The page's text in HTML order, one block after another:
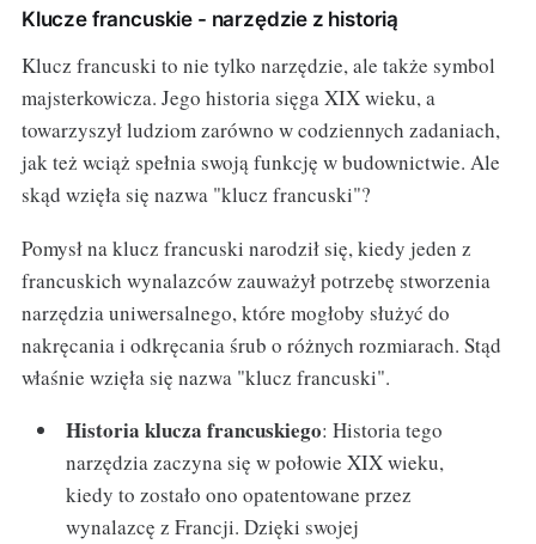
Klucze francuskie - narzędzie z historią
Klucz francuski to nie tylko narzędzie, ale także symbol
majsterkowicza. Jego historia sięga XIX wieku, a
towarzyszył ludziom zarówno w codziennych zadaniach,
jak też wciąż spełnia swoją funkcję w budownictwie. Ale
skąd wzięła się nazwa "klucz francuski"?
Pomysł na klucz francuski narodził się, kiedy jeden z
francuskich wynalazców zauważył potrzebę stworzenia
narzędzia uniwersalnego, które mogłoby służyć do
nakręcania i odkręcania śrub o różnych rozmiarach. Stąd
właśnie wzięła się nazwa "klucz francuski".
Historia klucza francuskiego: Historia tego
narzędzia zaczyna się w połowie XIX wieku,
kiedy to zostało ono opatentowane przez
wynalazcę z Francji. Dzięki swojej